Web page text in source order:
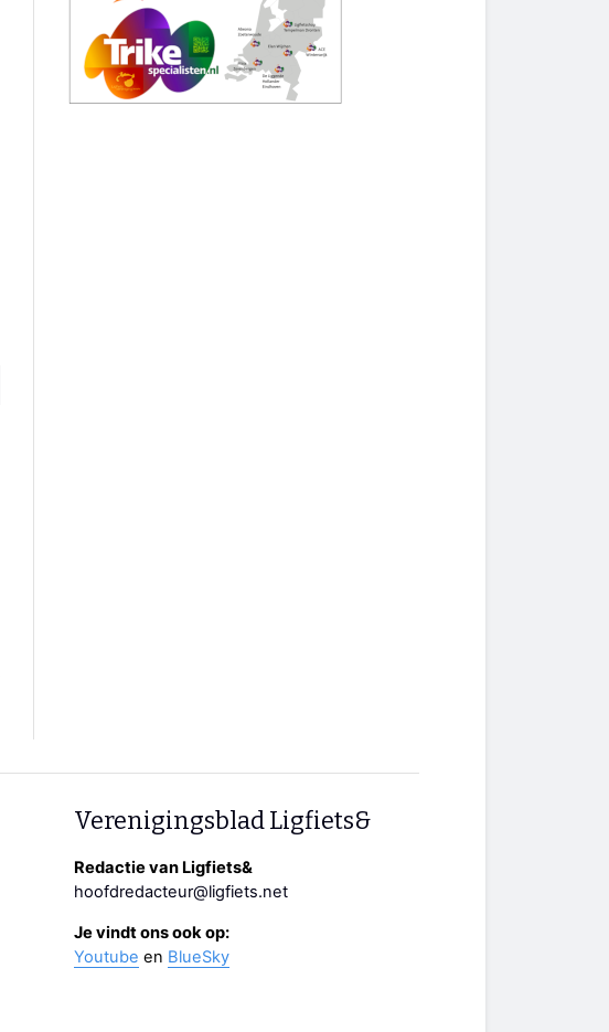
Verenigingsblad Ligfiets&
Redactie van Ligfiets&
hoofdredacteur@ligfiets.net
Je vindt ons ook op:
Youtube en BlueSky